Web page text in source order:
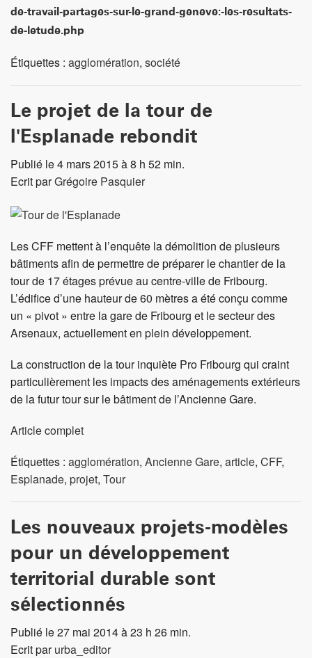
de-travail-partages-sur-le-grand-geneve:-les-resultats-
de-letude.php
Étiquettes : agglomération, société
Le projet de la tour de
l'Esplanade rebondit
Publié le 4 mars 2015 à 8 h 52 min.
Ecrit parGrégoire Pasquier
Les CFF mettent à l’enquête la démolition de plusieurs
bâtiments afin de permettre de préparer le chantier de la
tour de 17 étages prévue au centre-ville de Fribourg.
L’édifice d’une hauteur de 60 mètres a été conçu comme
un « pivot » entre la gare de Fribourg et le secteur des
Arsenaux, actuellement en plein développement.
La construction de la tour inquiète Pro Fribourg qui craint
particulièrement les impacts des aménagements extérieurs
de la futur tour sur le bâtiment de l’Ancienne Gare.
Article complet
Étiquettes : agglomération, Ancienne Gare, article, CFF,
Esplanade, projet, Tour
Les nouveaux projets-modèles
pour un développement
territorial durable sont
sélectionnés
Publié le 27 mai 2014 à 23 h 26 min.
Ecrit parurba_editor